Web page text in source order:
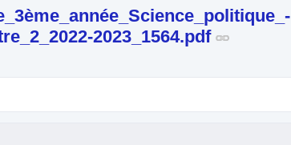
2023_1564.pdf